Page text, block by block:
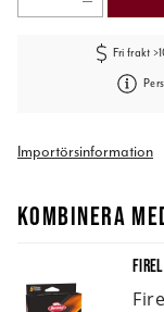
Fri frakt
Importörsinformation
KOMBINERA